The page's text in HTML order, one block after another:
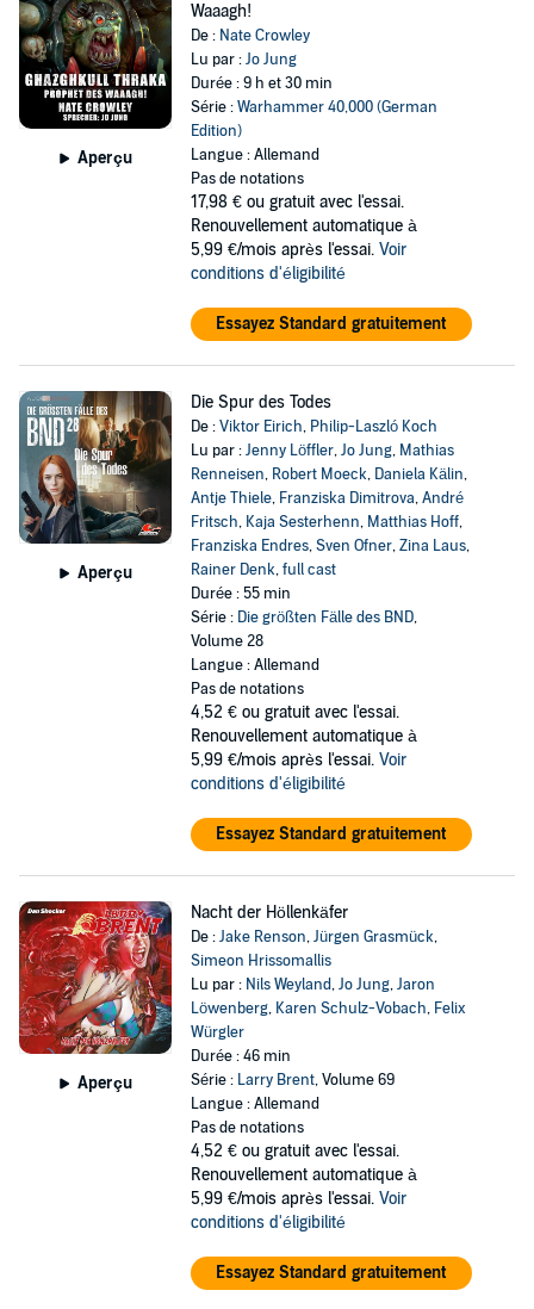
Aperçu
Waaagh!
De : Nate Crowley
Lu par :Jo Jung
Durée : 9 h et 30 min
Série :Warhammer 40,000 (German
Edition)
Langue : Allemand
Pas de notations
17,98 € ou gratuit avec l'essai.
Renouvellement automatique à
5,99 €/mois après l'essai. Voir
conditions d'éligibilité
Essayez Standard gratuitement
Aperçu
Die Spur des Todes
De :Viktor Eirich, Philip-Laszló Koch
Lu par :Jenny Löffler,Jo Jung, Mathias
Renneisen, Robert Moeck, Daniela Kälin,
Antje Thiele, Franziska Dimitrova,André
Fritsch, Kaja Sesterhenn, Matthias Hoff,
Franziska Endres,Sven Ofner,Zina Laus,
Rainer Denk,full cast
Durée : 55 min
Série : Die größten Fälle des BND,
Volume 28
Langue : Allemand
Pas de notations
4,52 € ou gratuit avec l'essai.
Renouvellement automatique à
5,99 €/mois après l'essai. Voir
conditions d'éligibilité
Essayez Standard gratuitement
Aperçu
Nacht der Höllenkäfer
De :Jake Renson,Jürgen Grasmück,
Simeon Hrissomallis
Lu par : Nils Weyland,Jo Jung,Jaron
Löwenberg, Karen Schulz-Vobach, Felix
Würgler
Durée : 46 min
Série : Larry Brent, Volume 69
Langue : Allemand
Pas de notations
4,52 € ou gratuit avec l'essai.
Renouvellement automatique à
5,99 €/mois après l'essai. Voir
conditions d'éligibilité
Essayez Standard gratuitement